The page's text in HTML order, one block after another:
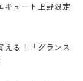
キュート上野限定
える！「グランス